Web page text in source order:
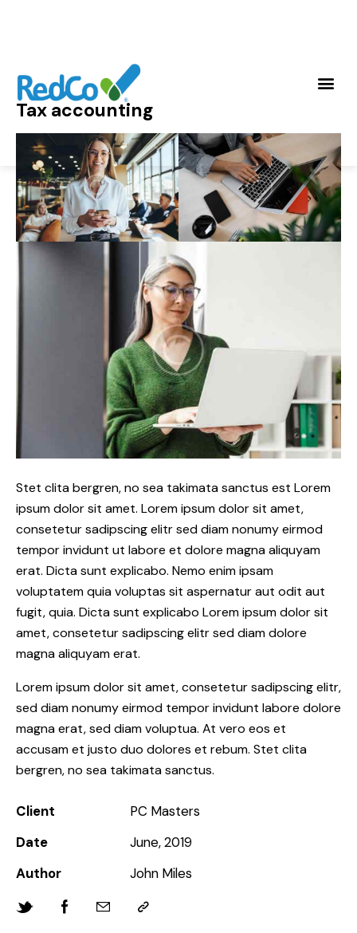
Tax accounting
Stet clita bergren, no sea takimata sanctus est Lorem
ipsum dolor sit amet. Lorem ipsum dolor sit amet,
consetetur sadipscing elitr sed diam nonumy eirmod
tempor invidunt ut labore et dolore magna aliquyam
erat. Dicta sunt explicabo. Nemo enim ipsam
voluptatem quia voluptas sit aspernatur aut odit aut
fugit, quia. Dicta sunt explicabo Lorem ipsum dolor sit
amet, consetetur sadipscing elitr sed diam dolore
magna aliquyam erat.
Lorem ipsum dolor sit amet, consetetur sadipscing elitr,
sed diam nonumy eirmod tempor invidunt labore dolore
magna erat, sed diam voluptua. At vero eos et
accusam et justo duo dolores et rebum. Stet clita
bergren, no sea takimata sanctus.
Client
PC Masters
Date
June, 2019
Author
John Miles